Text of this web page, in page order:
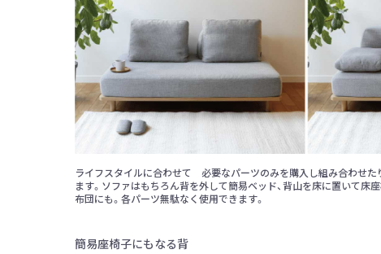
ライフスタイルに合わせて 必要なパーツのみを購入し組み合わせた
ます。ソファはもちろん背を外して簡易ベッド、背山を床に置いて床
布団にも。各パーツ無駄なく使用できます。
簡易座椅子にもなる背